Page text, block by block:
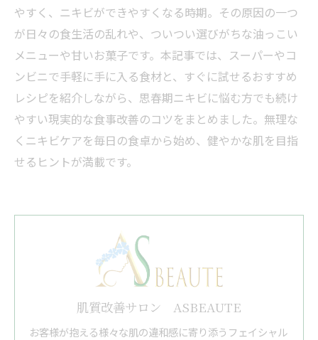
やすく、ニキビができやすくなる時期。その原因の一つ
が日々の食生活の乱れや、ついつい選びがちな油っこい
メニューや甘いお菓子です。本記事では、スーパーやコ
ンビニで手軽に手に入る食材と、すぐに試せるおすすめ
レシピを紹介しながら、思春期ニキビに悩む方でも続け
やすい現実的な食事改善のコツをまとめました。無理な
くニキビケアを毎日の食卓から始め、健やかな肌を目指
せるヒントが満載です。
肌質改善サロン ASBEAUTE
お客様が抱える様々な肌の違和感に寄り添うフェイシャル